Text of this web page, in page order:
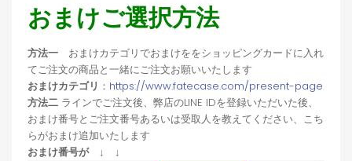
おまけご選択方法
方法一 おまけカテゴリでおまけををショッピングカードに入れ
てご注文の商品と一緒にご注文お願いいたします
おまけカテゴリ ： https://www.fatecase.com/present-page
方法二 ラインでご注文後、弊店のLINE IDを登録いただいた後、
おまけ番号とご注文番号あるいは受取人を教えてください、こち
らがおまけ追加いたします
おまけ番号が ↓ ↓